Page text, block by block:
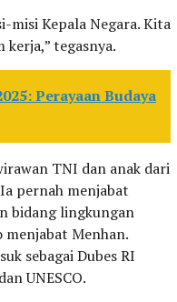
misi Kepala Negara. Kita
tegasnya.
Perayaan Budaya
TNI dan anak dari
pernah menjabat
bidang lingkungan
menjabat Menhan.
sebagai Dubes RI
UNESCO.